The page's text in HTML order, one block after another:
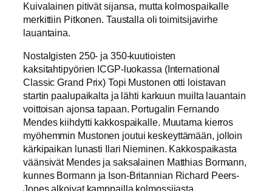
Kuivalainen pitivät sijansa, mutta kolmospaikalle
merkittiin Pitkonen. Taustalla oli toimitsijavirhe
lauantaina.
Nostalgisten 250- ja 350-kuutioisten
kaksitahtipyörien ICGP-luokassa (International
Classic Grand Prix) Topi Mustonen otti loistavan
startin paalupaikalta ja lähti karkuun muilta lauantain
voittoisan ajonsa tapaan. Portugalin Fernando
Mendes kiihdytti kakkospaikalle. Muutama kierros
myöhemmin Mustonen joutui keskeyttämään, jolloin
kärkipaikan lunasti Ilari Nieminen. Kakkospaikasta
väänsivät Mendes ja saksalainen Matthias Bormann,
kunnes Bormann ja Ison-Britannian Richard Peers-
Jones alkoivat kamppailla kolmossijasta.